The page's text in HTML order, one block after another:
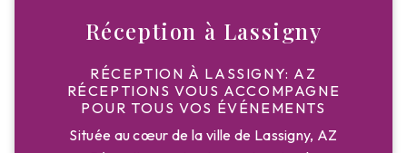
Réception à Lassigny
RÉCEPTION À LASSIGNY: AZ
RÉCEPTIONS VOUS ACCOMPAGNE
POUR TOUS VOS ÉVÉNEMENTS
Située au cœur de la ville de Lassigny, AZ